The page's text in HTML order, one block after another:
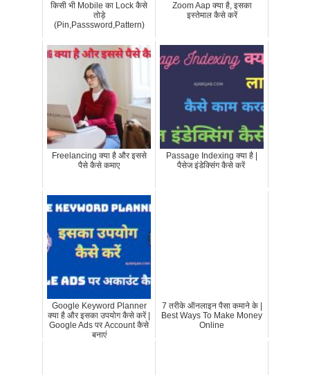
किसी भी Mobile का Lock कैसे
तोड़े
(Pin,Passsword,Pattern)
Zoom Aap क्या है, इसका
इस्तेमाल कैसे करें
Freelancing क्या है और इससे
पैसे कैसे कमाए
Passage Indexing क्या है |
पैसेज इंडेक्सिंग कैसे करें
Google Keyword Planner
क्या है और इसका उपयोग कैसे करें |
Google Ads पर Account कैसे
बनाएं
7 तरीके ऑनलाइन पैसा कमाने के |
Best Ways To Make Money
Online